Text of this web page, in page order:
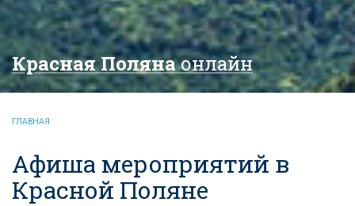
Красная Полянаонлайн
ГЛАВНАЯ
Афиша мероприятий в
Красной Поляне